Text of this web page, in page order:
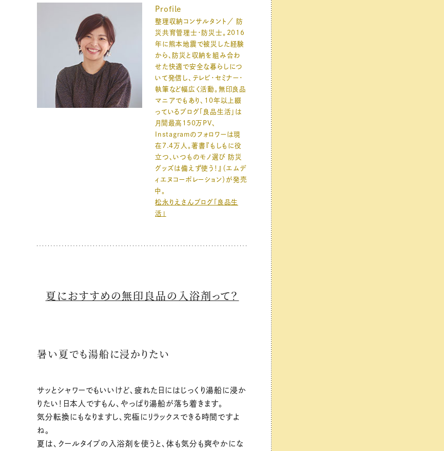
Profile
整理収納コンサルタント／ 防
災共育管理士・防災士。2016
年に熊本地震で被災した経験
から、防災と収納を組み合わ
せた快適で安全な暮らしにつ
いて発信し、テレビ・セミナー・
執筆など幅広く活動。無印良品
マニアでもあり、10年以上綴
っているブログ「良品生活」は
月間最高150万PV、
Instagramのフォロワーは現
在7.4万人。著書『もしもに役
立つ、いつものモノ選び 防災
グッズは備えず使う！』（エムデ
ィエヌコーポレーション）が発売
中。
松永りえさんブログ「良品生
活」
夏におすすめの無印良品の入浴剤って？
暑い夏でも湯船に浸かりたい
サッとシャワーでもいいけど、疲れた日にはじっくり湯船に浸か
りたい！日本人ですもん、やっぱり湯船が落ち着きます。
気分転換にもなりますし、究極にリラックスできる時間ですよ
ね。
夏は、クールタイプの入浴剤を使うと、体も気分も爽やかにな